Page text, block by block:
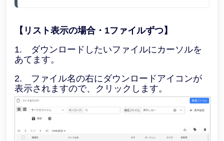
【リスト表示の場合・1ファイルずつ】
1. ダウンロードしたいファイルにカーソルを
あてます。
2. ファイル名の右にダウンロードアイコンが
表示されますので、クリックします。